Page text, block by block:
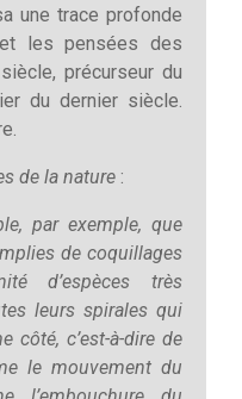
une trace profonde
les pensées des
précurseur du
du dernier siècle.
de la nature :
par exemple, que
de coquillages
d’espèces très
leurs spirales qui
côté, c’est-à-dire de
le mouvement du